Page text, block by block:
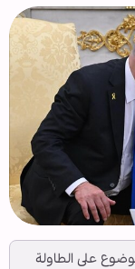
على الطاولة